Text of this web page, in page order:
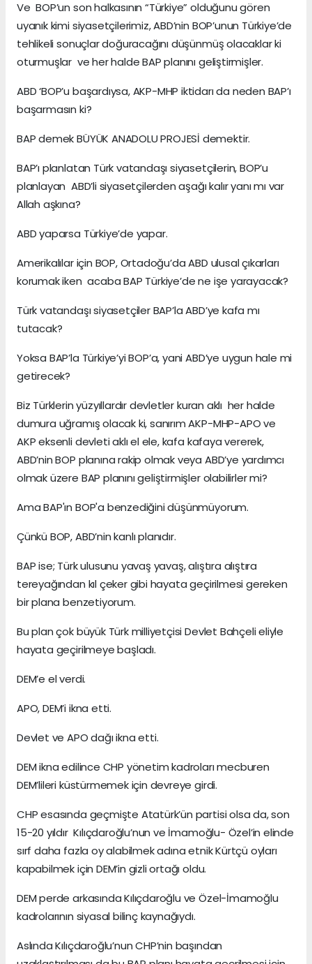
Ve BOP’un son halkasının “Türkiye” olduğunu gören
uyanık kimi siyasetçilerimiz, ABD’nin BOP’unun Türkiye’de
tehlikeli sonuçlar doğuracağını düşünmüş olacaklar ki
oturmuşlar ve her halde BAP planını geliştirmişler.
ABD ‘BOP’u başardıysa, AKP-MHP iktidarı da neden BAP’ı
başarmasın ki?
BAP demek BÜYÜK ANADOLU PROJESİ demektir.
BAP’ı planlatan Türk vatandaşı siyasetçilerin, BOP’u
planlayan ABD’li siyasetçilerden aşağı kalır yanı mı var
Allah aşkına?
ABD yaparsa Türkiye’de yapar.
Amerikalılar için BOP, Ortadoğu’da ABD ulusal çıkarları
korumak iken acaba BAP Türkiye’de ne işe yarayacak?
Türk vatandaşı siyasetçiler BAP’la ABD’ye kafa mı
tutacak?
Yoksa BAP’la Türkiye’yi BOP’a, yani ABD’ye uygun hale mi
getirecek?
Biz Türklerin yüzyıllardır devletler kuran aklı her halde
dumura uğramış olacak ki, sanırım AKP-MHP-APO ve
AKP eksenli devleti aklı el ele, kafa kafaya vererek,
ABD’nin BOP planına rakip olmak veya ABD’ye yardımcı
olmak üzere BAP planını geliştirmişler olabilirler mi?
Ama BAP'ın BOP'a benzediğini düşünmüyorum.
Çünkü BOP, ABD’nin kanlı planıdır.
BAP ise; Türk ulusunu yavaş yavaş, alıştıra alıştıra
tereyağından kıl çeker gibi hayata geçirilmesi gereken
bir plana benzetiyorum.
Bu plan çok büyük Türk milliyetçisi Devlet Bahçeli eliyle
hayata geçirilmeye başladı.
DEM’e el verdi.
APO, DEM’i ikna etti.
Devlet ve APO dağı ikna etti.
DEM ikna edilince CHP yönetim kadroları mecburen
DEM’lileri küstürmemek için devreye girdi.
CHP esasında geçmişte Atatürk’ün partisi olsa da, son
15-20 yıldır Kılıçdaroğlu’nun ve İmamoğlu- Özel’in elinde
sırf daha fazla oy alabilmek adına etnik Kürtçü oyları
kapabilmek için DEM’in gizli ortağı oldu.
DEM perde arkasında Kılıçdaroğlu ve Özel-İmamoğlu
kadrolarının siyasal bilinç kaynağıydı.
Aslında Kılıçdaroğlu’nun CHP’nin başından